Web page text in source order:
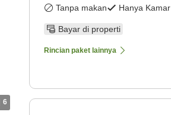
6
Tanpa makan Hanya Kamar
Bayar di properti
Rincian paket lainnya